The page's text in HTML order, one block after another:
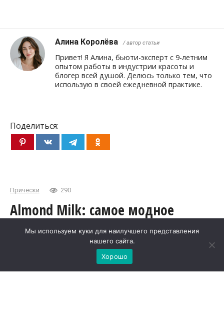
Алина Королёва / автор статьи
Привет! Я Алина, бьюти-эксперт с 9-летним
опытом работы в индустрии красоты и
блогер всей душой. Делюсь только тем, что
использую в своей ежедневной практике.
Поделиться:
Прически 290
Almond Milk: самое модное
окрашивание 2025
Новый голливудский тренд — оттенок
миндального молока, который запустила Линдси
Лохан. Я побеседовала с экспертом по
Мы используем куки для наилучшего представления
нашего сайта.
Хорошо